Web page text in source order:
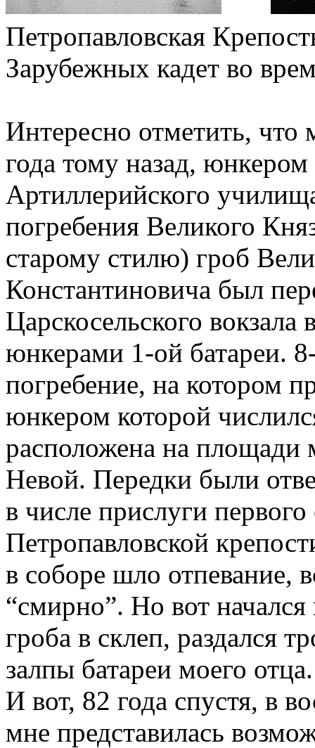
Зарубежных кадет во
Интересно отметить,
года тому назад,
Артиллерийского
погребения Великого
старому стилю) гроб
Константиновича был
Царскосельского
юнкерами 1-ой батареи.
погребение, на котором
юнкером которой
расположена на
Невой. Передки были
в числе прислуги
Петропавловской
в соборе шло отпевание,
“смирно”. Но вот
гроба в склеп, раздался
залпы батареи моего отца.
И вот, 82 года спустя, в
мне представилась